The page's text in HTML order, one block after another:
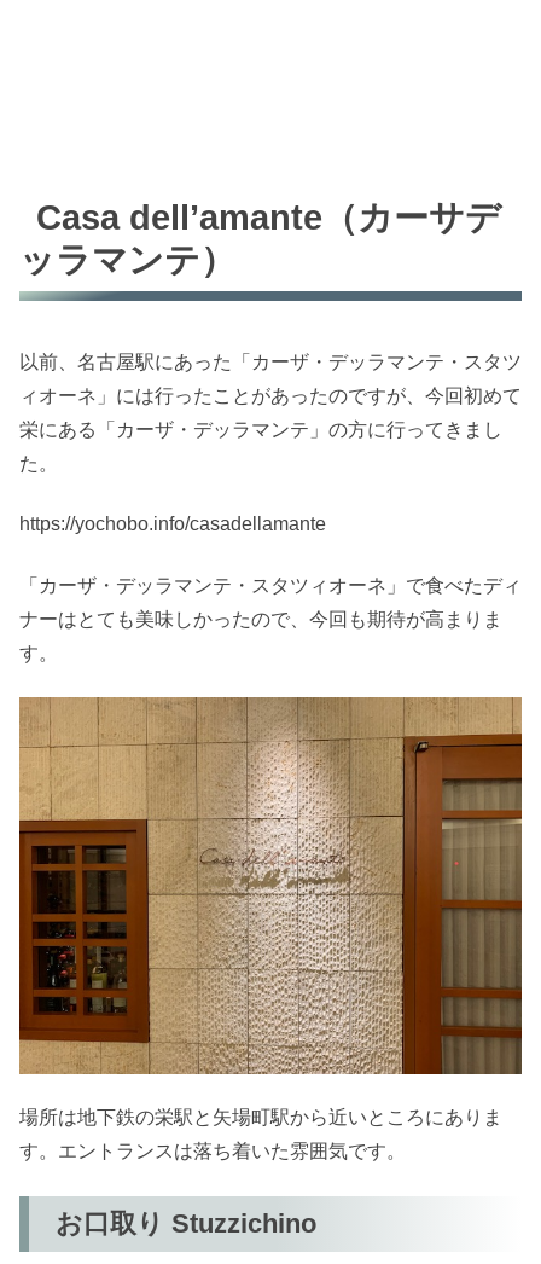
Casa dell’amante（カーサデ
ッラマンテ）
以前、名古屋駅にあった「カーザ・デッラマンテ・スタツ
ィオーネ」には行ったことがあったのですが、今回初めて
栄にある「カーザ・デッラマンテ」の方に行ってきまし
た。
https://yochobo.info/casadellamante
「カーザ・デッラマンテ・スタツィオーネ」で食べたディ
ナーはとても美味しかったので、今回も期待が高まりま
す。
場所は地下鉄の栄駅と矢場町駅から近いところにありま
す。エントランスは落ち着いた雰囲気です。
お口取り Stuzzichino